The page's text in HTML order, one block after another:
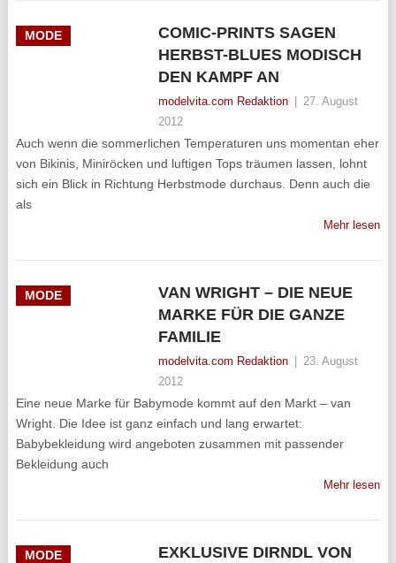
MODE
COMIC-PRINTS SAGEN
HERBST-BLUES MODISCH
DEN KAMPF AN
modelvita.com Redaktion
27. August
2012
Auch wenn die sommerlichen Temperaturen uns momentan eher
von Bikinis, Miniröcken und luftigen Tops träumen lassen, lohnt
sich ein Blick in Richtung Herbstmode durchaus. Denn auch die
als
Mehr lesen
MODE
VAN WRIGHT – DIE NEUE
MARKE FÜR DIE GANZE
FAMILIE
modelvita.com Redaktion
23. August
2012
Eine neue Marke für Babymode kommt auf den Markt – van
Wright. Die Idee ist ganz einfach und lang erwartet:
Babybekleidung wird angeboten zusammen mit passender
Bekleidung auch
Mehr lesen
MODE
EXKLUSIVE DIRNDL VON